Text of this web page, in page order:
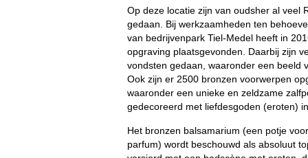
Op deze locatie zijn van oudsher al veel
gedaan. Bij werkzaamheden ten
van bedrijvenpark Tiel-Medel heeft in
opgraving plaatsgevonden. Daarbij zijn
vondsten gedaan, waaronder een beeld
Ook zijn er 2500 bronzen voorwerpen
waaronder een unieke en zeldzame
gedecoreerd met liefdesgoden (eroten)
Het bronzen balsamarium (een potje
parfum) wordt beschouwd als absoluut